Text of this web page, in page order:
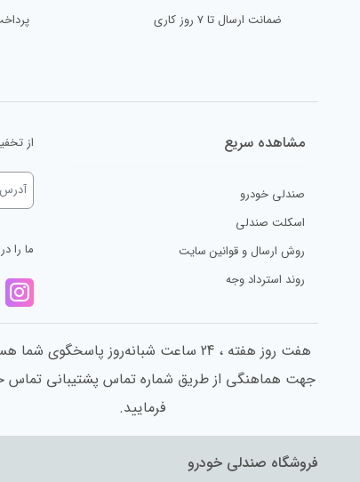
ضمانت ارسال تا 7 روز کاری
مشاهده سریع
صندلی خودرو
اسکلت صندلی
روش ارسال و قوانین سایت
روند استرداد وجه
از
ما را
هفت روز هفته ، 24 ساعت شبانه‌روز پاسخگوی
جهت هماهنگی از طریق شماره تماس پشتیبانی
فرمایید.
فروشگاه صندلی خودرو